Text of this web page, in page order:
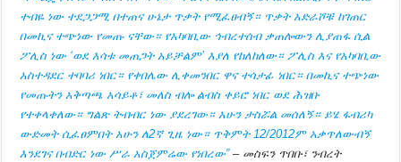
ተብዬ ነው ተደጋጋሚ በተጠና ሁኔታ ጥቃት የሚፈፀብኝ። ጥቃት አድራሾቹ ከገጠር
በመኪና ተጭነው የመጡ ናቸው። የአካባቢው ኅብረተሰብ ቃጠሎውን ሊያጠፋ ሲል
ፖሊስ ነው ‘ወደ እሳቱ መጠጋት አይቻልም’ እያለ የከለከለው። ፖሊስ እና የአካባቢው
አስተዳደር ተባባሪ ነበር። የቀበሌው ሊቀመንበር ዋና ተሳታፊ ነበር። በመኪና ተጭነው
የመጡትን አቅጣጫ አሳይቶ፣ መለስ ብሎ ልብስ ቀይሮ ነበር ወደ ሕዝቡ
የተቀላቀለው። ግልጽ ትብብር ነው ያደረገው። አሁን ታስሯል መሰለኝ። ይሄ ፋብሪካ
ውድመት ሲፈፀምበት አሁን ለ2ኛ ጊዜ ነው። ጥቅምት 12/2012ም አቃጥለውብኝ
እንደገና በብድር ነው ሥራ አስጀምሬው የነበረው”– መስፍን ጥበቡ፣ ንብረት